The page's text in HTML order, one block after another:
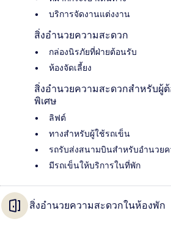
บริการจัดงานแต่งงาน
สิ่งอำนวยความสะดวก
กล่องนิรภัยที่ฝ่ายต้อนรับ
ห้องจัดเลี้ยง
สิ่งอำนวยความสะดวกสำหรับผู้
พิเศษ
ลิฟต์
ทางสำหรับผู้ใช้รถเข็น
รถรับส่งสนามบินสำหรับอำนวย
มีรถเข็นให้บริการในที่พัก
สิ่งอำนวยความสะดวกในห้องพัก